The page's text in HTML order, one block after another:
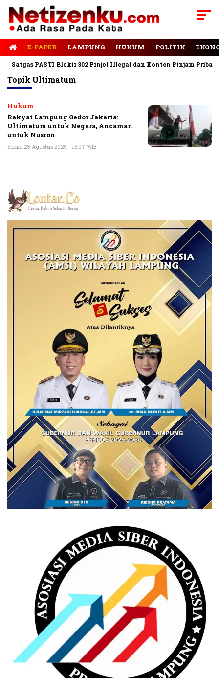
E-PAPER LAMPUNG HUKUM POLITIK
Satgas PASTI Blokir 302 Pinjol Illegal dan Konten Pinjam Pribadi
Topik Ultimatum
Hukum
Rakyat Lampung Gedor Jakarta:
Ultimatum untuk Negara, Ancaman
untuk Nusron
Senin, 25 Agustus 2025 - 16:07 WIB